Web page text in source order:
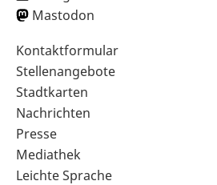
Mastodon
Sekundärnavigation
im
Fußbereich
Kontaktformular
Stellenangebote
Stadtkarten
Nachrichten
Presse
Mediathek
Leichte Sprache